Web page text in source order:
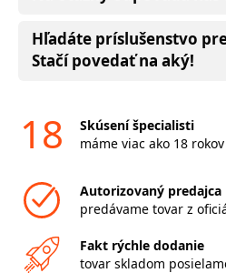
Hľadáte príslušenstvo
Stačí povedať na aký!
18
Skúsení špecialisti
máme viac ako 18
Autorizovaný predajca
predávame tovar z
Fakt rýchle dodanie
tovar skladom